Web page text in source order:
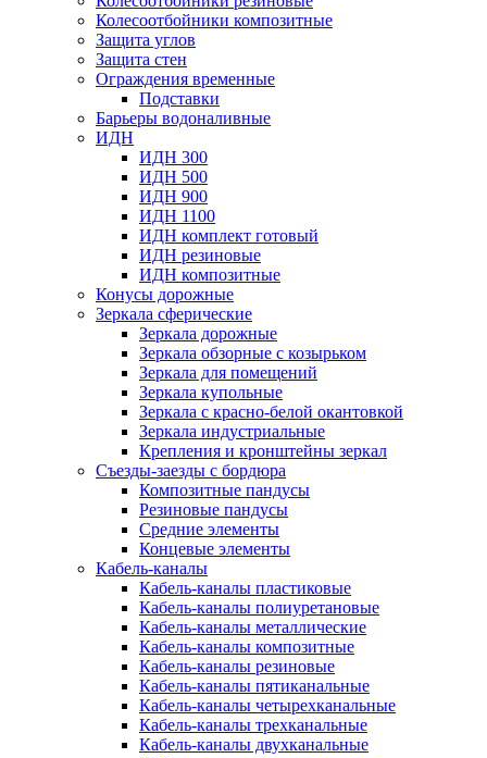
Колесоотбойники композитные
Защита углов
Защита стен
Ограждения временные
Подставки
Барьеры водоналивные
ИДН
ИДН 300
ИДН 500
ИДН 900
ИДН 1100
ИДН комплект готовый
ИДН резиновые
ИДН композитные
Конусы дорожные
Зеркала сферические
Зеркала дорожные
Зеркала обзорные с козырьком
Зеркала для помещений
Зеркала купольные
Зеркала с красно-белой окантовкой
Зеркала индустриальные
Крепления и кронштейны зеркал
Съезды-заезды с бордюра
Композитные пандусы
Резиновые пандусы
Средние элементы
Концевые элементы
Кабель-каналы
Кабель-каналы пластиковые
Кабель-каналы полиуретановые
Кабель-каналы металлические
Кабель-каналы композитные
Кабель-каналы резиновые
Кабель-каналы пятиканальные
Кабель-каналы четырехканальные
Кабель-каналы трехканальные
Кабель-каналы двухканальные